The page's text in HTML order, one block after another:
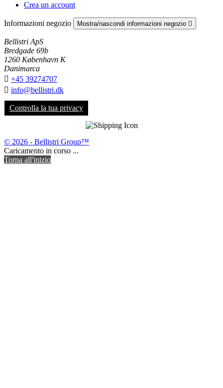
Crea un account
Informazioni negozio Mostra/nascondi informazioni negozio 
Bellistri ApS
Bredgade 69b
1260 København K
Danimarca
 +45 39274707
 info@bellistri.dk
Controlla la tua privacy
© 2026 - Bellistri Group™
Caricamento in corso ...
Torna all'inizio